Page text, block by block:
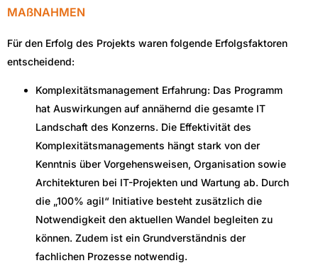
MAßNAHMEN
Für den Erfolg des Projekts waren folgende Erfolgsfaktoren
entscheidend:
Komplexitätsmanagement Erfahrung: Das Programm
hat Auswirkungen auf annähernd die gesamte IT
Landschaft des Konzerns. Die Effektivität des
Komplexitätsmanagements hängt stark von der
Kenntnis über Vorgehensweisen, Organisation sowie
Architekturen bei IT-Projekten und Wartung ab. Durch
die „100% agil“ Initiative besteht zusätzlich die
Notwendigkeit den aktuellen Wandel begleiten zu
können. Zudem ist ein Grundverständnis der
fachlichen Prozesse notwendig.